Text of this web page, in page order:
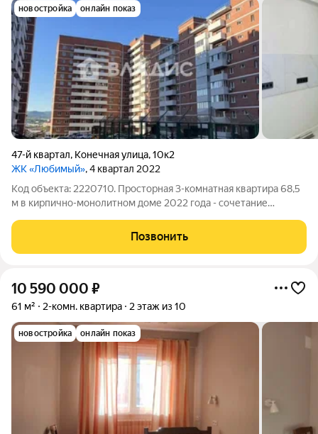
новостройка онлайн показ
47-й квартал, Конечная улица,10к2
ЖК «Любимый», 4 квартал 2022
Код объекта: 2220710. Просторная 3-комнатная квартира 68,5
м в кирпично-монолитном доме 2022 года - сочетание
готовности к проживанию. Низкий второй этаж в 12-этажном
доме обеспечивает удобный
Позвонить
10 590 000 ₽
61 м² 2-комн. квартира 2 этаж из 10
новостройка онлайн показ